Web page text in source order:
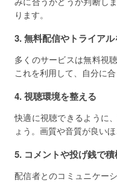
ります。
3. 無料配信やトライア
多くのサービスは無料視
これを利用して、自分に
4. 視聴環境を整える
快適に視聴できるように
ょう。画質や音質が良い
5. コメントや投げ銭で
配信者とのコミュニケー